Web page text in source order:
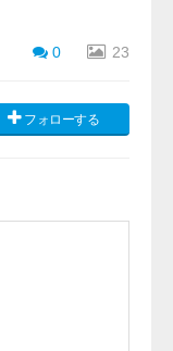
0 23
フォローする